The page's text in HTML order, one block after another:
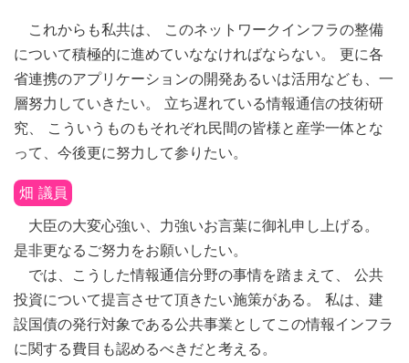
これからも私共は、 このネットワークインフラの整備
について積極的に進めていななければならない。 更に各
省連携のアプリケーションの開発あるいは活用なども、一
層努力していきたい。 立ち遅れている情報通信の技術研
究、 こういうものもそれぞれ民間の皆様と産学一体とな
って、今後更に努力して参りたい。
畑 議員
大臣の大変心強い、力強いお言葉に御礼申し上げる。
是非更なるご努力をお願いしたい。
では、こうした情報通信分野の事情を踏まえて、 公共
投資について提言させて頂きたい施策がある。 私は、建
設国債の発行対象である公共事業としてこの情報インフラ
に関する費目も認めるべきだと考える。